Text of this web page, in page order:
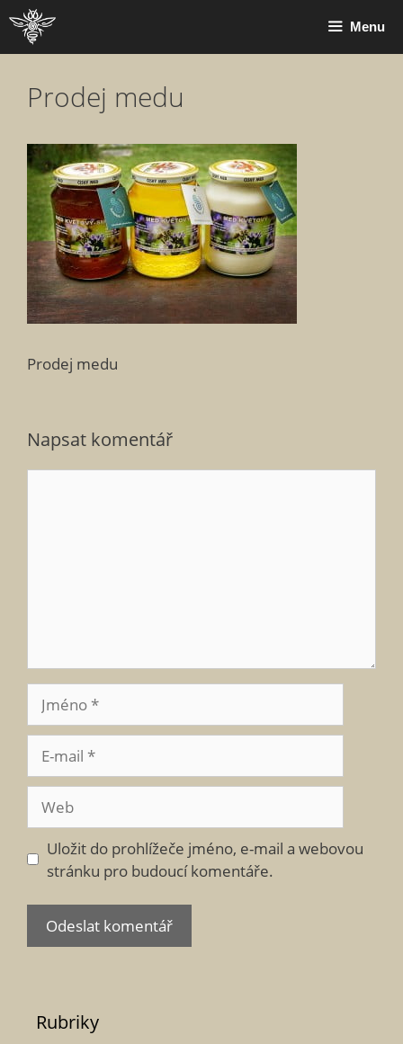
Přeskočit
na
obsah
Menu
Prodej medu
Prodej medu
Napsat komentář
mail
Uložit do prohlížeče jméno, e-mail a webovou
stránku pro budoucí komentáře.
Rubriky